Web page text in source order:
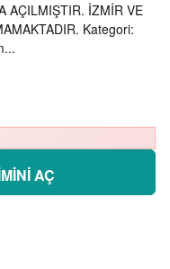
AÇILMIŞTIR. İZMİR VE
Kategori:
AÇ